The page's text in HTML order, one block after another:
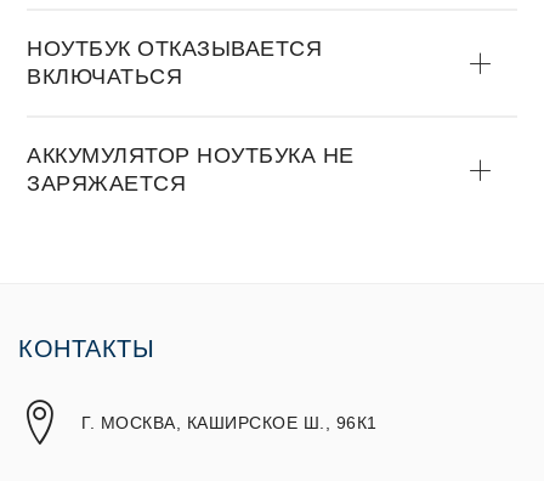
НОУТБУК ОТКАЗЫВАЕТСЯ
ВКЛЮЧАТЬСЯ
АККУМУЛЯТОР НОУТБУКА НЕ
ЗАРЯЖАЕТСЯ
КОНТАКТЫ
Г. МОСКВА, КАШИРСКОЕ Ш., 96К1